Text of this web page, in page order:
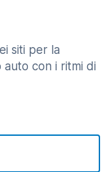
siti per la
con i ritmi di